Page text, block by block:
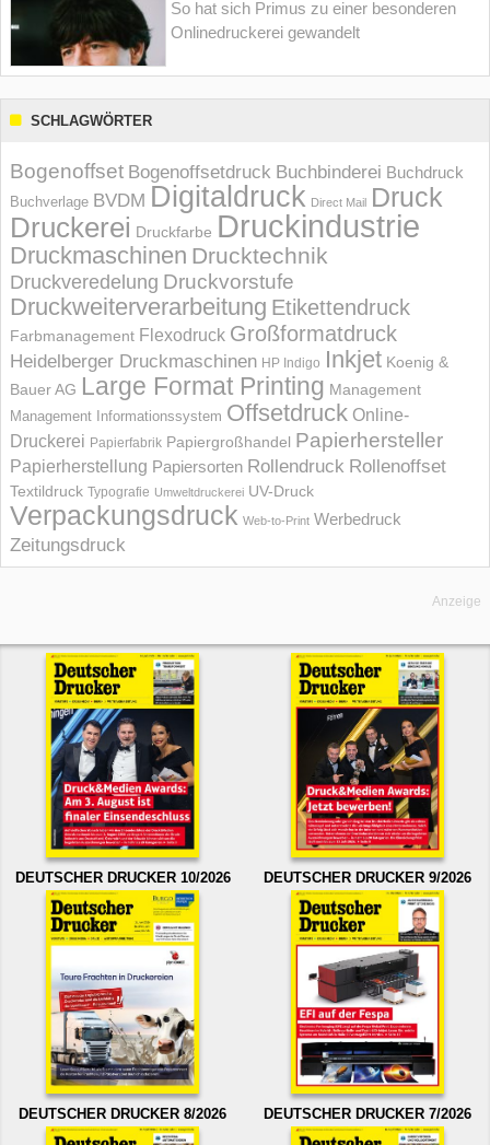
So hat sich Primus zu einer besonderen
Onlinedruckerei gewandelt
SCHLAGWÖRTER
Bogenoffset Bogenoffsetdruck Buchbinderei Buchdruck
Buchverlage BVDM Digitaldruck Direct Mail Druck
Druckerei Druckfarbe Druckindustrie
Druckmaschinen Drucktechnik
Druckveredelung Druckvorstufe
Druckweiterverarbeitung Etikettendruck
Farbmanagement Flexodruck Großformatdruck
Heidelberger Druckmaschinen HP Indigo Inkjet Koenig &
Bauer AG Large Format Printing Management
Management Informations­system Offsetdruck Online-
Druckerei Papierfabrik Papiergroßhandel Papierhersteller
Papierherstellung Papiersorten Rollendruck Rollenoffset
Textildruck Typografie Umweltdruckerei UV-Druck
Verpackungsdruck Web-to-Print Werbedruck
Zeitungsdruck
Anzeige
DEUTSCHER DRUCKER 10/2026 DEUTSCHER DRUCKER 9/2026
DEUTSCHER DRUCKER 8/2026 DEUTSCHER DRUCKER 7/2026